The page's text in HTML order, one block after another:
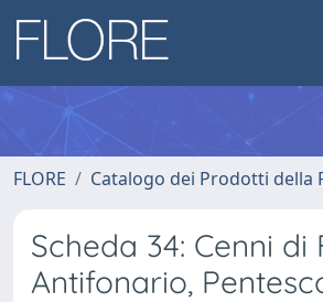
FLORE Catalogo dei Prodotti della
Scheda 34: Cenni
Antifonario,